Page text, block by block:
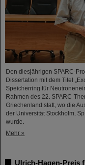
Den diesjährigen SPARC-
Dissertation mit dem Titel
Speicherring für
Rahmen des 22. SPARC-
Griechenland statt, wo die
der Universität Stockholm,
wurde.
Mehr »
Ulrich-Hagen-Preis